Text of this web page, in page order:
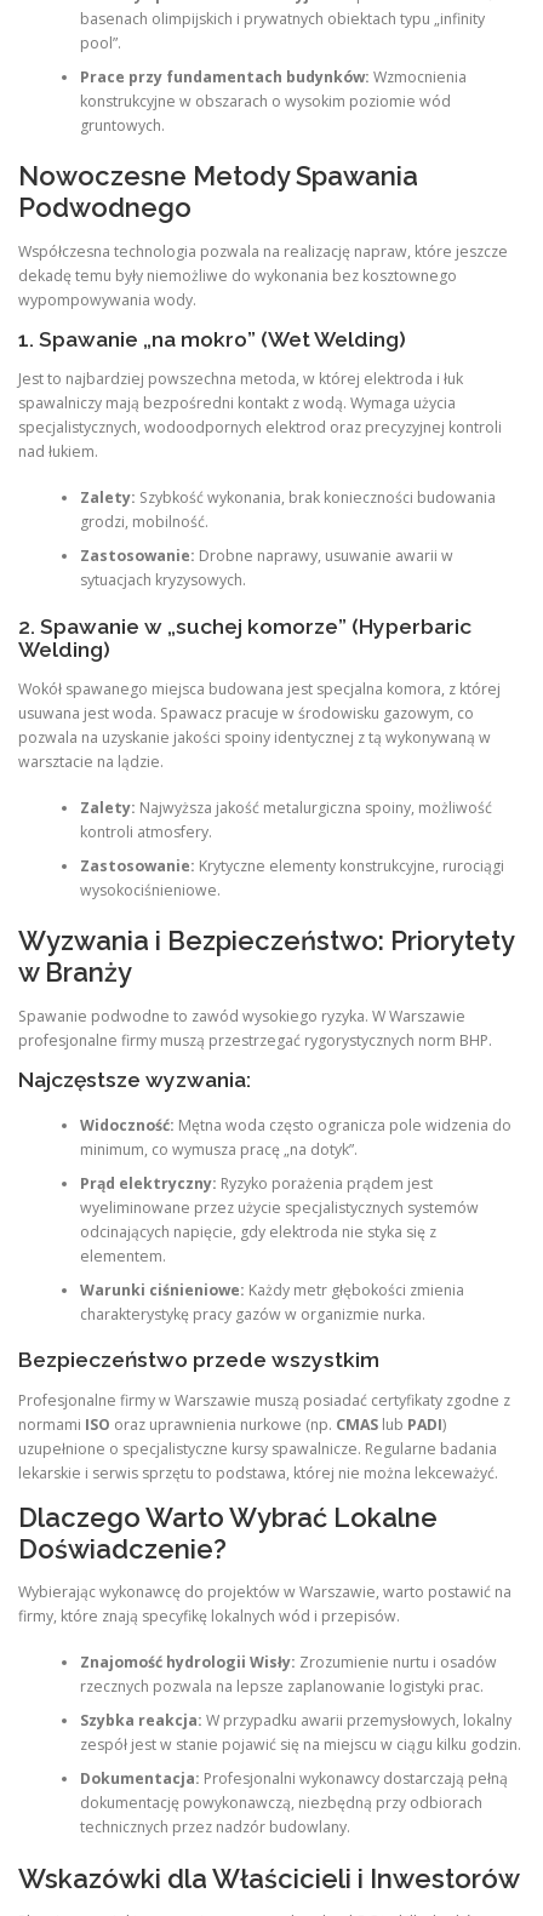
basenach olimpijskich i prywatnych obiektach typu „infinity
pool”.
Prace przy fundamentach budynków: Wzmocnienia
konstrukcyjne w obszarach o wysokim poziomie wód
gruntowych.
Nowoczesne Metody Spawania
Podwodnego
Współczesna technologia pozwala na realizację napraw, które jeszcze
dekadę temu były niemożliwe do wykonania bez kosztownego
wypompowywania wody.
1. Spawanie „na mokro” (Wet Welding)
Jest to najbardziej powszechna metoda, w której elektroda i łuk
spawalniczy mają bezpośredni kontakt z wodą. Wymaga użycia
specjalistycznych, wodoodpornych elektrod oraz precyzyjnej kontroli
nad łukiem.
Zalety: Szybkość wykonania, brak konieczności budowania
grodzi, mobilność.
Zastosowanie: Drobne naprawy, usuwanie awarii w
sytuacjach kryzysowych.
2. Spawanie w „suchej komorze” (Hyperbaric
Welding)
Wokół spawanego miejsca budowana jest specjalna komora, z której
usuwana jest woda. Spawacz pracuje w środowisku gazowym, co
pozwala na uzyskanie jakości spoiny identycznej z tą wykonywaną w
warsztacie na lądzie.
Zalety: Najwyższa jakość metalurgiczna spoiny, możliwość
kontroli atmosfery.
Zastosowanie: Krytyczne elementy konstrukcyjne, rurociągi
wysokociśnieniowe.
Wyzwania i Bezpieczeństwo: Priorytety
w Branży
Spawanie podwodne to zawód wysokiego ryzyka. W Warszawie
profesjonalne firmy muszą przestrzegać rygorystycznych norm BHP.
Najczęstsze wyzwania:
Widoczność: Mętna woda często ogranicza pole widzenia do
minimum, co wymusza pracę „na dotyk”.
Prąd elektryczny: Ryzyko porażenia prądem jest
wyeliminowane przez użycie specjalistycznych systemów
odcinających napięcie, gdy elektroda nie styka się z
elementem.
Warunki ciśnieniowe: Każdy metr głębokości zmienia
charakterystykę pracy gazów w organizmie nurka.
Bezpieczeństwo przede wszystkim
Profesjonalne firmy w Warszawie muszą posiadać certyfikaty zgodne z
normami ISO oraz uprawnienia nurkowe (np. CMAS lub PADI)
uzupełnione o specjalistyczne kursy spawalnicze. Regularne badania
lekarskie i serwis sprzętu to podstawa, której nie można lekceważyć.
Dlaczego Warto Wybrać Lokalne
Doświadczenie?
Wybierając wykonawcę do projektów w Warszawie, warto postawić na
firmy, które znają specyfikę lokalnych wód i przepisów.
Znajomość hydrologii Wisły: Zrozumienie nurtu i osadów
rzecznych pozwala na lepsze zaplanowanie logistyki prac.
Szybka reakcja: W przypadku awarii przemysłowych, lokalny
zespół jest w stanie pojawić się na miejscu w ciągu kilku godzin.
Dokumentacja: Profesjonalni wykonawcy dostarczają pełną
dokumentację powykonawczą, niezbędną przy odbiorach
technicznych przez nadzór budowlany.
Wskazówki dla Właścicieli i Inwestorów